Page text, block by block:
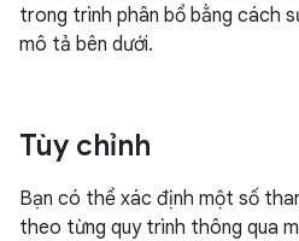
trong trình phân bổ bằng cách
mô tả bên dưới.
Tùy chỉnh
Bạn có thể xác định một số
theo từng quy trình thông qua